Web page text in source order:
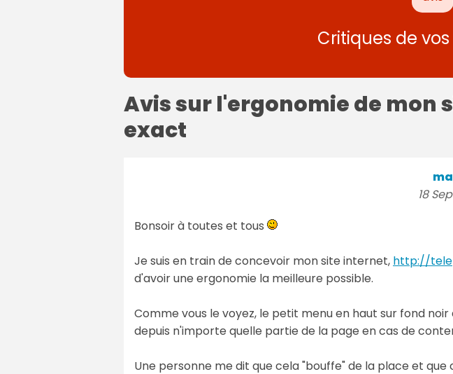
Critiques de
Avis sur l'ergonomie de mon
exact
18
Bonsoir à toutes et tous
Je suis en train de concevoir mon site internet, http://
d'avoir une ergonomie la meilleure possible.
Comme vous le voyez, le petit menu en haut sur fond
depuis n'importe quelle partie de la page en cas de
Une personne me dit que cela "bouffe" de la place et que